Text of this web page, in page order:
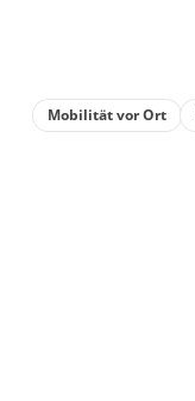
Mobilität vor Ort